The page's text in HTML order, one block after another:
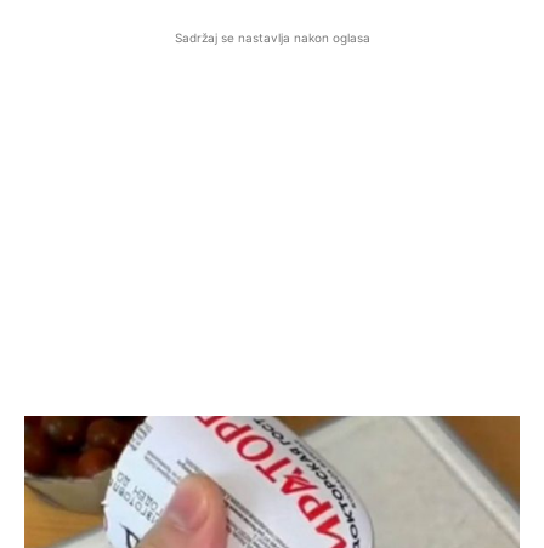
Sadržaj se nastavlja nakon oglasa